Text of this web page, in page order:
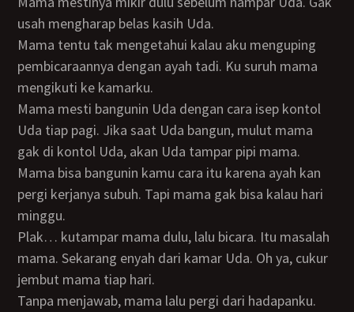
usah mengharap belas kasih Uda.
Mama tentu tak mengetahui kalau aku menguping
pembicaraannya dengan ayah tadi. Ku suruh mama
mengikuti ke kamarku.
Mama mesti bangunin Uda dengan cara isep kontol
Uda tiap pagi. Jika saat Uda bangun, mulut mama
gak di kontol Uda, akan Uda tampar pipi mama.
Mama bisa bangunin kamu cara itu karena ayah kan
pergi kerjanya subuh. Tapi mama gak bisa kalau hari
minggu.
Plak… kutampar mama dulu, lalu bicara. Itu masalah
mama. Sekarang enyah dari kamar Uda. Oh ya, cukur
jembut mama tiap hari.
Tanpa menjawab, mama lalu pergi dari hadapanku.